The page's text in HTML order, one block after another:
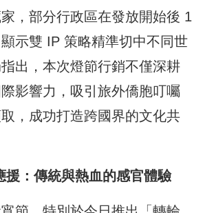
，部分行政區在發放開始後 1
示雙 IP 策略精準切中不同世
出，本次燈節行銷不僅深耕
影響力，吸引旅外僑胞叮囑
，成功打造跨國界的文化共
援：傳統與熱血的感官體驗